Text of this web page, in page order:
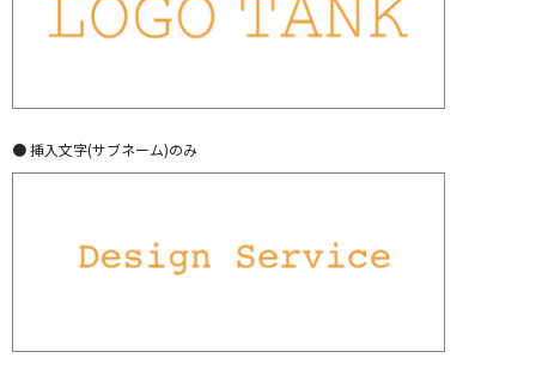
● 挿入文字(サブネーム)のみ